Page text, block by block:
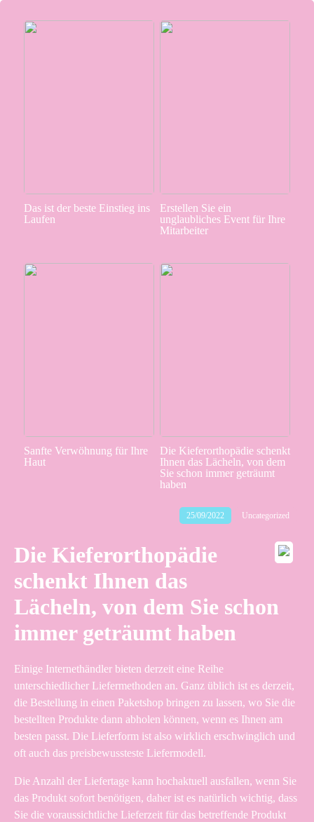
Das ist der beste Einstieg ins
Laufen
Erstellen Sie ein
unglaubliches Event für Ihre
Mitarbeiter
Sanfte Verwöhnung für Ihre
Haut
Die Kieferorthopädie schenkt
Ihnen das Lächeln, von dem
Sie schon immer geträumt
haben
25/09/2022 Uncategorized
Die Kieferorthopädie
schenkt Ihnen das
Lächeln, von dem Sie schon
immer geträumt haben
Einige Internethändler bieten derzeit eine Reihe
unterschiedlicher Liefermethoden an. Ganz üblich ist es derzeit,
die Bestellung in einen Paketshop bringen zu lassen, wo Sie die
bestellten Produkte dann abholen können, wenn es Ihnen am
besten passt. Die Lieferform ist also wirklich erschwinglich und
oft auch das preisbewussteste Liefermodell.
Die Anzahl der Liefertage kann hochaktuell ausfallen, wenn Sie
das Produkt sofort benötigen, daher ist es natürlich wichtig, dass
Sie die voraussichtliche Lieferzeit für das betreffende Produkt